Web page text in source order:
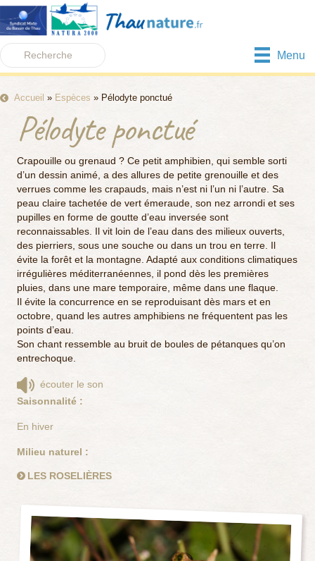
Menu
Accueil » Espèces » Pélodyte ponctué
Pélodyte ponctué
Crapouille ou grenaud ? Ce petit amphibien, qui semble sorti
d’un dessin animé, a des allures de petite grenouille et des
verrues comme les crapauds, mais n’est ni l’un ni l’autre. Sa
peau claire tachetée de vert émeraude, son nez arrondi et ses
pupilles en forme de goutte d’eau inversée sont
reconnaissables. Il vit loin de l’eau dans des milieux ouverts,
des pierriers, sous une souche ou dans un trou en terre. Il
évite la forêt et la montagne. Adapté aux conditions climatiques
irrégulières méditerranéennes, il pond dès les premières
pluies, dans une mare temporaire, même dans une flaque.
Il évite la concurrence en se reproduisant dès mars et en
octobre, quand les autres amphibiens ne fréquentent pas les
points d’eau.
Son chant ressemble au bruit de boules de pétanques qu’on
entrechoque.
écouter le son
Saisonnalité :
En hiver
Milieu naturel :
LES ROSELIÈRES